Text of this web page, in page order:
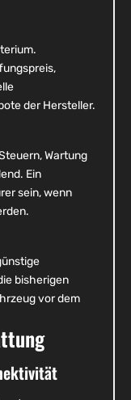
der Hersteller.
Wartung
Ein
sein, wenn
bisherigen
vor dem